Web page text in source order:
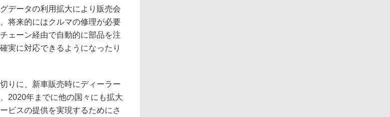
データの利用拡大により販売会
将来的にはクルマの修理が必要
ェーン経由で自動的に部品を注
実に対応できるようになったり
りに、新車販売時にディーラー
2020年までに他の国々にも拡大
ビスの提供を実現するためにさ